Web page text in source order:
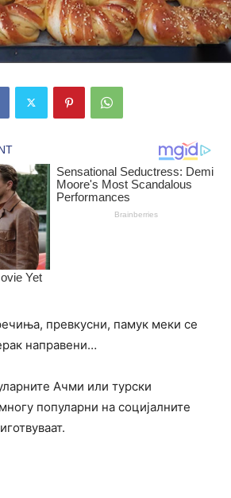
превкусни, памук меки се
направени…
Ачми или турски
популарни на социјалните